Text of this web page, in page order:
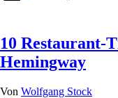
10 Restaurant-
Hemingway
Von Wolfgang Stock